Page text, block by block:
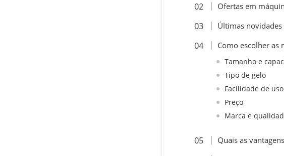
Ofertas em
Últimas
Como escolher as
Tamanho e
Tipo de gelo
Facilidade de uso
Preço
Marca e
Quais as